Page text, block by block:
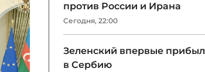
против России и Ирана
Сегодня, 22:00
Зеленский впервые прибыл
в Сербию